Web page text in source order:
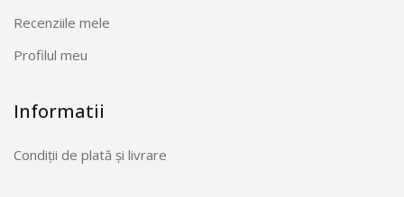
Recenziile mele
Profilul meu
Informatii
Condiții de plată și livrare